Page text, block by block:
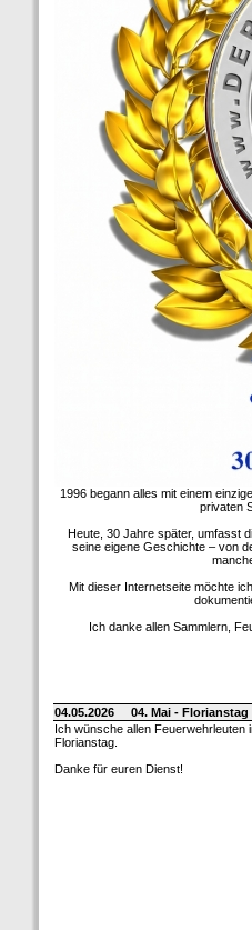
1996 begann alles mit einem
privaten
Heute, 30 Jahre später, umfasst
seine eigene Geschichte – von
Mit dieser Internetseite möchte
Ich danke allen Sammlern,
04.05.2026
04. Mai -
Ich wünsche allen Feuerwehrleuten
Florianstag.
Danke für euren Dienst!